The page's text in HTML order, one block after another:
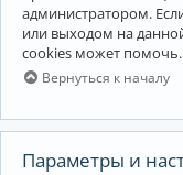
администратором.
или выходом на
cookies может помочь.
Вернуться к началу
Параметры и